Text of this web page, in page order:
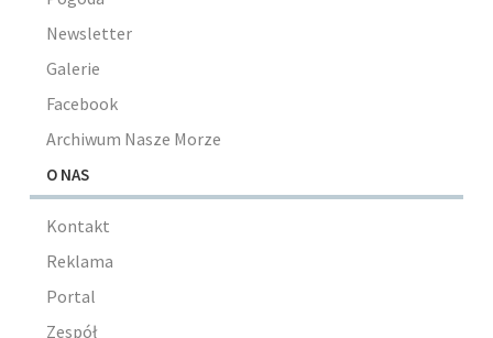
Newsletter
Galerie
Facebook
Archiwum Nasze Morze
O NAS
Kontakt
Reklama
Portal
Zespół